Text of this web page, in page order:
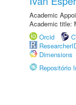
Academic
Academic title:
Orcid
Dimensions
Repositório